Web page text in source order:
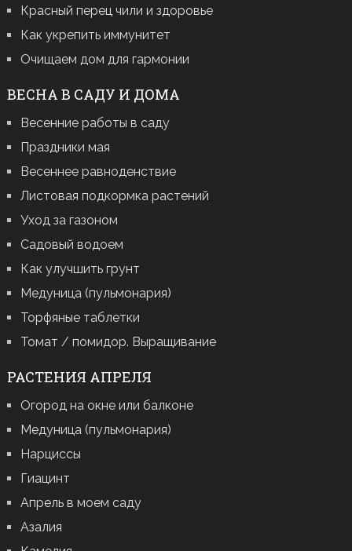
Красный перец чили и здоровье
Как укрепить иммунитет
Очищаем дом для гармонии
ВЕСНА В САДУ И ДОМА
Весенние работы в саду
Праздники мая
Весеннее равноденствие
Листовая подкормка растений
Уход за газоном
Садовый водоем
Как улучшить грунт
Медуница (пульмонария)
Торфяные таблетки
Томат / помидор. Выращивание
РАСТЕНИЯ АПРЕЛЯ
Огород на окне или балконе
Медуница (пульмонария)
Нарциссы
Гиацинт
Апрель в моем саду
Азалия